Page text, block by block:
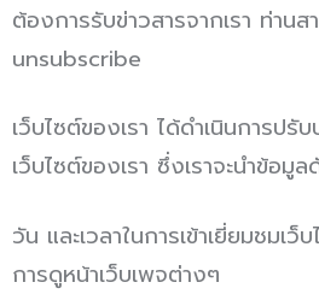
ต้องการรับข่าวสารจากเรา ท่าน
unsubscribe
เว็บไซต์ของเรา ได้ดำเนินการป
เว็บไซต์ของเรา ซึ่งเราจะนำข้อ
วัน และเวลาในการเข้าเยี่ยมชมเว็
การดูหน้าเว็บเพจต่างๆ